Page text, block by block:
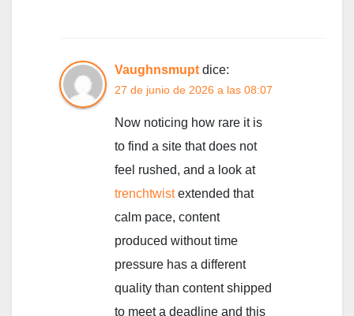
Vaughnsmupt dice:
27 de junio de 2026 a las 08:07
Now noticing how rare it is
to find a site that does not
feel rushed, and a look at
trenchtwistextended that
calm pace, content
produced without time
pressure has a different
quality than content shipped
to meet a deadline and this